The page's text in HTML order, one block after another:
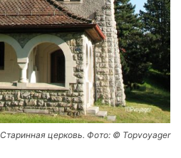
Старинная церковь. Фото: © Topvoyager